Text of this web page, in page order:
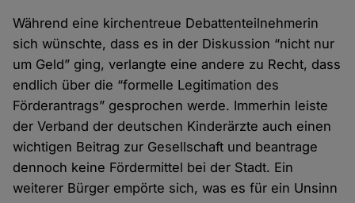
Während eine kirchentreue Debattenteilnehmerin
sich wünschte, dass es in der Diskussion “nicht nur
um Geld” ging, verlangte eine andere zu Recht, dass
endlich über die “formelle Legitimation des
Förderantrags” gesprochen werde. Immerhin leiste
der Verband der deutschen Kinderärzte auch einen
wichtigen Beitrag zur Gesellschaft und beantrage
dennoch keine Fördermittel bei der Stadt. Ein
weiterer Bürger empörte sich, was es für ein Unsinn